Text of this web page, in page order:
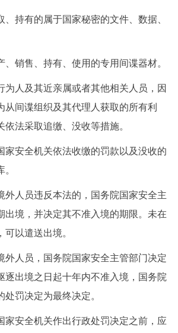
持有的属于国家秘密的文件、数据、
销售、持有、使用的专用间谍器材。
及其近亲属或者其他相关人员，因
从间谍组织及其代理人获取的所有利
法采取追缴、没收等措施。
全机关依法收缴的罚款以及没收的
员违反本法的，国务院国家安全主
出境，并决定其不准入境的期限。未在
以遣送出境。
人员，国务院国家安全主管部门决定
逐出境之日起十年内不准入境，国务院
处罚决定为最终决定。
全机关作出行政处罚决定之前，应